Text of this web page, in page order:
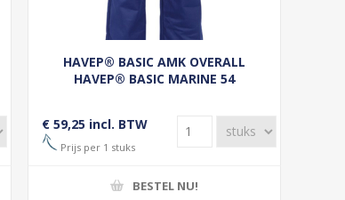
HAVEP® BASIC AMK OVERALL
HAVEP® BASIC MARINE 54
€ 59,25 incl. BTW
Prijs per 1 stuks
BESTEL NU!